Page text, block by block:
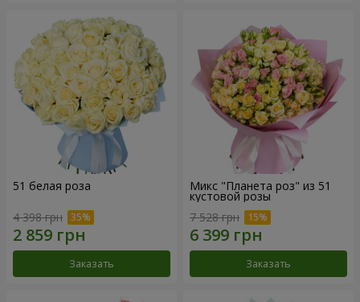
51 белая роза
4 398 грн
Заказать
Микс "Планета роз" из 51
кустовой розы
7 528 грн
Заказать